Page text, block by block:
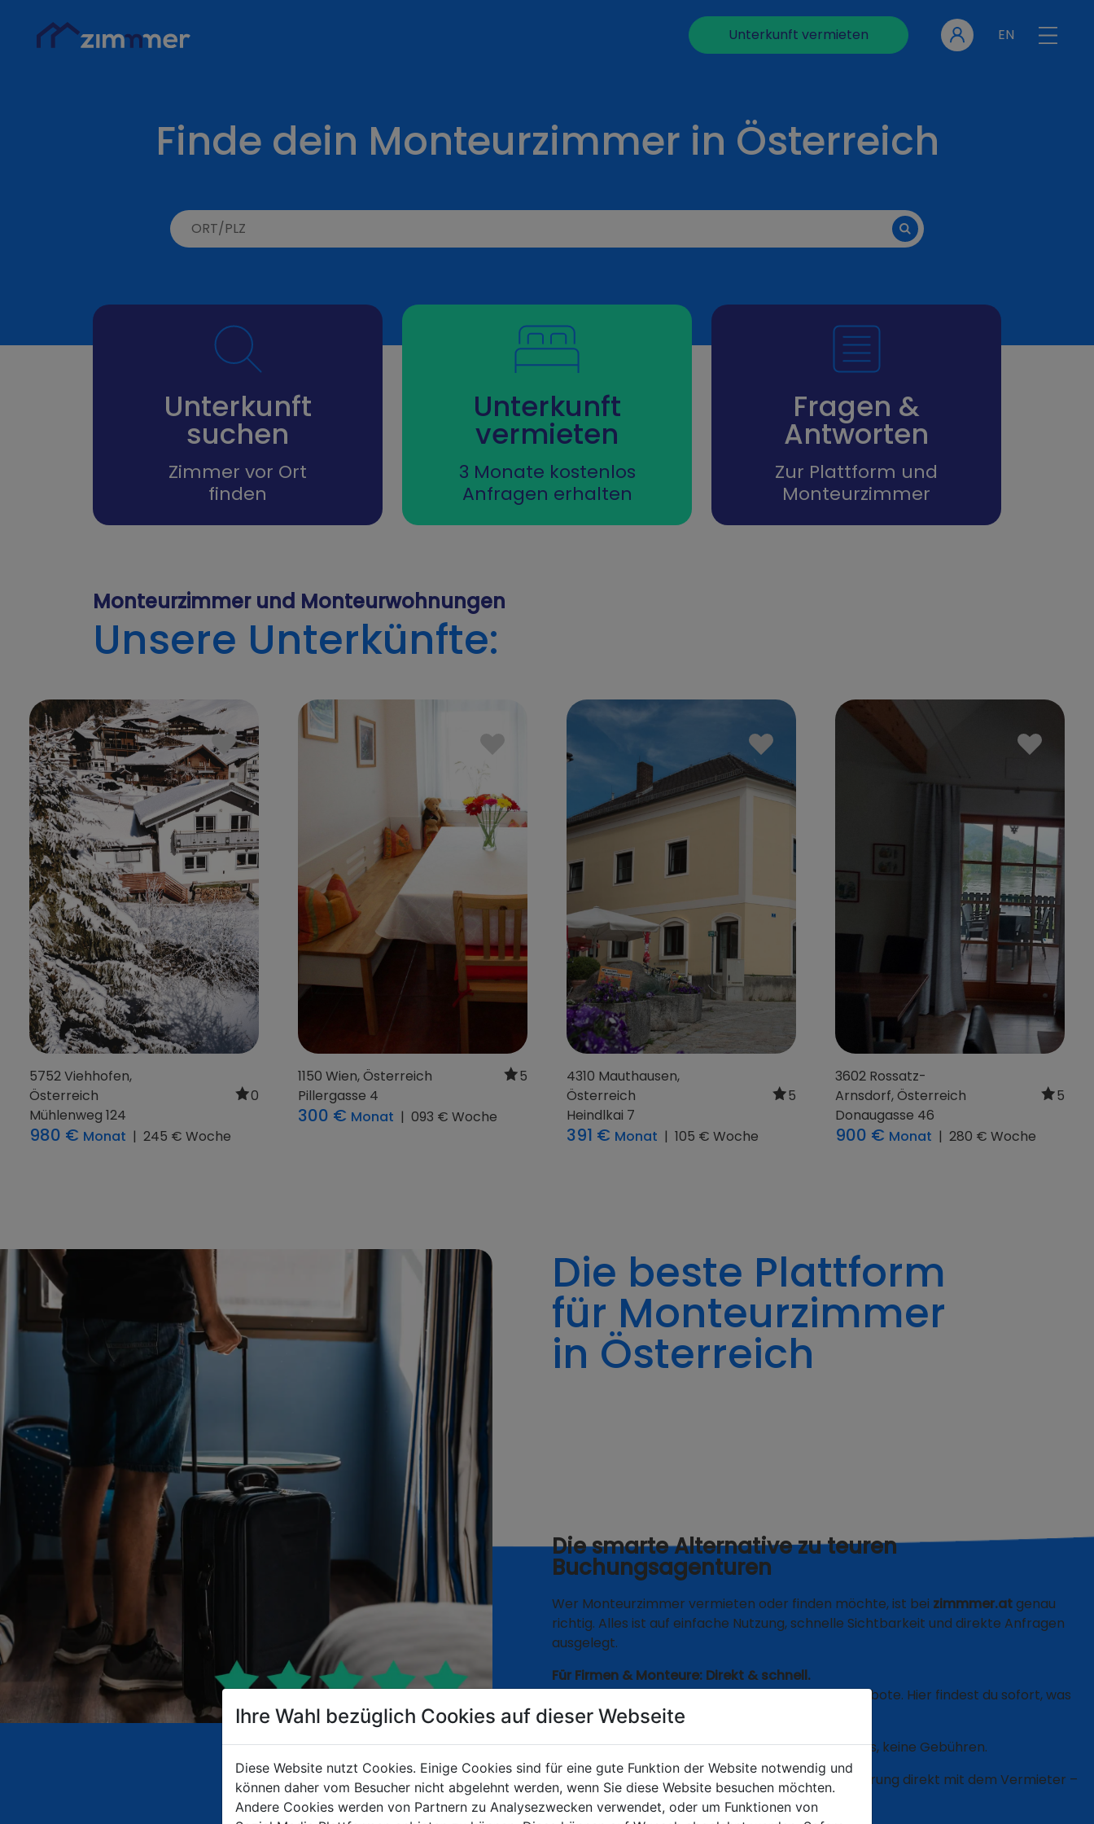
Unterkunft vermieten EN
Finde dein Monteurzimmer in Österreich
Unterkunft
suchen
Zimmer vor Ort
finden
Unterkunft
vermieten
3 Monate kostenlos
Anfragen erhalten
Fragen &
Antworten
Zur Plattform und
Monteurzimmer
Monteurzimmer und Monteurwohnungen
Unsere Unterkünfte:
4632 Pichl bei Wels,
Österreich
5
Geisensheim 1
483 € Monat | 150 € Woche
4800 Pühret,
Österreich
Moosham 13
5752 Viehhofen,
Österreich
0
Mühlenweg 124
980 €Monat 245 € Woche
1150 Wien, Österreich
Pillergasse 4
300 €Monat
Die beste Plattform
für Monteurzimmer
in Österreich
Die smarte Alternative zu teuren
Buchungsagenturen
Wer Monteurzimmer vermieten oder finden möchte, ist bei zimmmer.atgenau
richtig. Alles ist auf einfache Nutzung, schnelle Sichtbarkeit und direkte Anfragen
ausgelegt.
Für Firmen & Monteure: Direkt & schnell.
Spar dir Geld und die Wartezeit auf Agentur-Angebote. Hier findest du sofort, was
du brauchst.
✅0% Provision:Du zahlst nur den Zimmerpreis, keine Gebühren.
✅ Direkter Draht:Kläre Anreise oder Verlängerung direkt mit dem Vermieter –
ohne Callcenter.
Ihre Wahl bezüglich Cookies auf dieser Webseite
Diese Website nutzt Cookies. Einige Cookies sind für eine gute Funktion der Website notwendig und
können daher vom Besucher nicht abgelehnt werden, wenn Sie diese Website besuchen möchten.
Andere Cookies werden von Partnern zu Analysezwecken verwendet, oder um Funktionen von